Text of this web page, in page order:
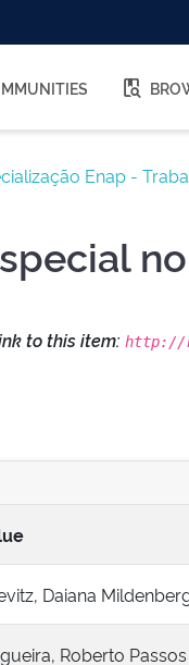
Enap -
to this item: http://
Daiana
Roberto